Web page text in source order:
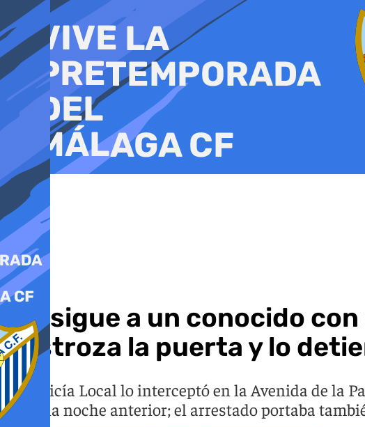
al
contenido
Sucesos
Persigue a un conocido
destroza la puerta y lo
La Policía Local lo interceptó en la Avenida de la
pelea la noche anterior; el arrestado portaba